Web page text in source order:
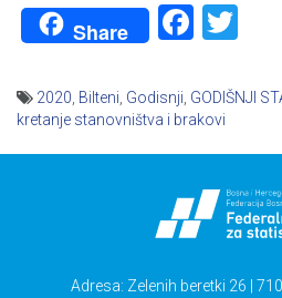
Share
2020 Bilteni Godisnji GODIŠNJI
kretanje stanovništva i brakovi
Adresa: Zelenih beretki 26 |